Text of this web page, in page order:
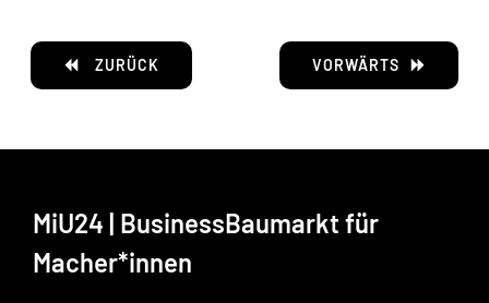
ZURÜCK VORWÄRTS
MiU24 | BusinessBaumarkt für
Macher*innen